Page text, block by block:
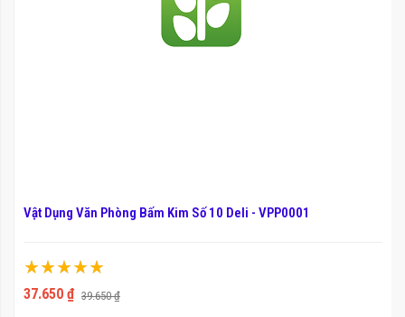
Vật Dụng Văn Phòng Bấm Kim Số 10 Deli - VPP0001
Xếp hạng:
100%
37.650 ₫ 39.650 ₫